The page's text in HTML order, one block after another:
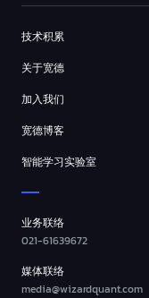
技术积累
关于宽德
加入我们
宽德博客
智能学习实验室
业务联络
021-61639672
媒体联络
media@wizardquant.com